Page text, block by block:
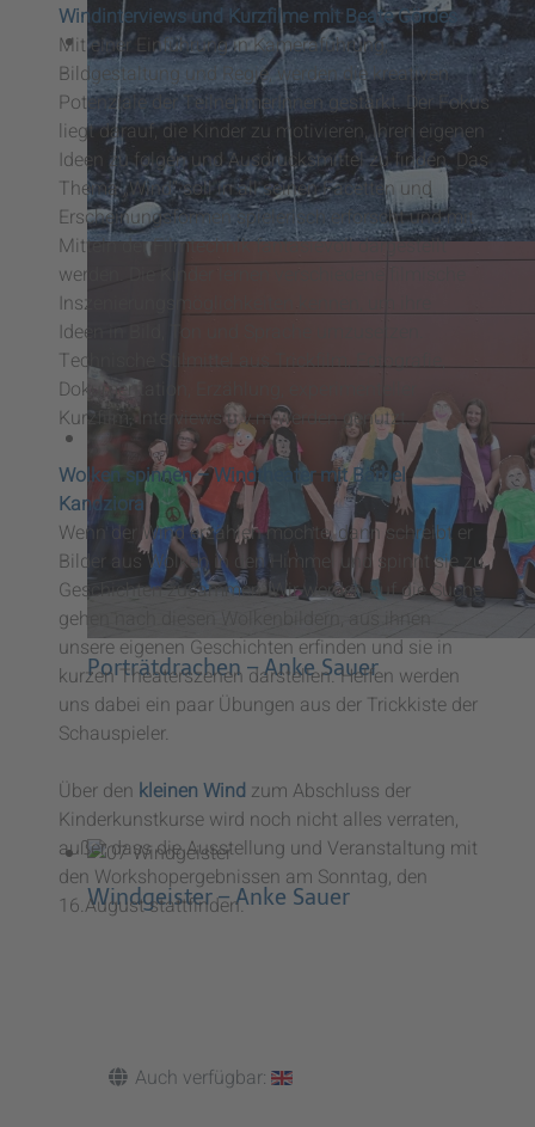
Windwippe – Kordula Klose
Porträtdrachen – Anke Sauer
Windgeister – Anke Sauer
Windinterviews und Kurzfilme mit Beate Gördes
Mit einer Einführung in Kameraführung,
Bildgestaltung und Regie, werden die kreativen
Potenziale der TeilnehmerInnen gestärkt. Der Fokus
liegt darauf, die Kinder zu motivieren, ihren eigenen
Ideen zu folgen und Ausdrucksmittel zu finden. Das
Thema „Wind“ soll in all seinen Facetten und
Erscheinungsformen spielerisch erforscht und mit
Mitteln der Filmtechnik fantasievoll dargestellt
werden. Die Kinder lernen verschiedene filmische
Inszenierungsmöglichkeiten kennen, um ihre
Ideen in Bild, Ton und Sprache umzusetzen.
Technische Stilmittel aus Trickfilm, Fotografie,
Dokumentation, Erzählung, experimenteller
Kurzfilm, Interviews u.v.m werden genutzt.
Wolken spinnen – Windtheater mit Bärbel
Kandziora
Wenn der Wind erzählen möchte, dann schreibt er
Bilder aus Wolken in den Himmel und spinnt sie zu
Geschichten zusammen. Wir werden auf die Suche
gehen nach diesen Wolkenbildern, aus ihnen
unsere eigenen Geschichten erfinden und sie in
kurzen Theaterszenen darstellen. Helfen werden
uns dabei ein paar Übungen aus der Trickkiste der
Schauspieler.
Über den kleinen Wind zum Abschluss der
Kinderkunstkurse wird noch nicht alles verraten,
außer dass die Ausstellung und Veranstaltung mit
den Workshopergebnissen am Sonntag, den
16.August stattfinden.
Auch verfügbar: